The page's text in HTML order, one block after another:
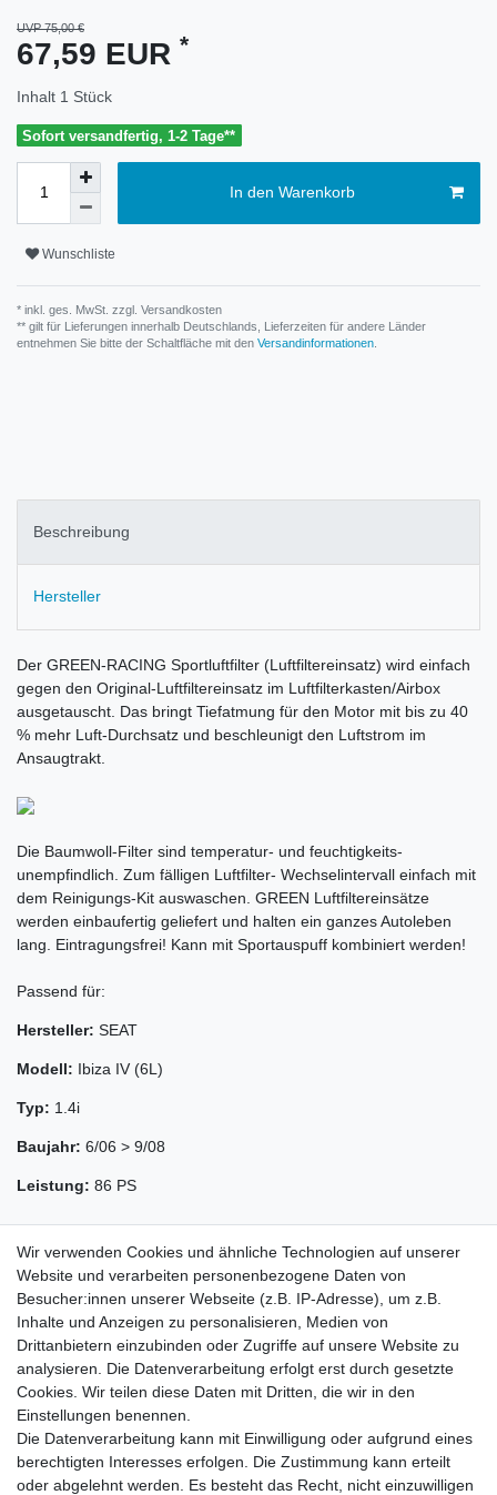
UVP 75,00 €
67,59 EUR *
Inhalt 1 Stück
Sofort versandfertig, 1-2 Tage**
In den Warenkorb
Wunschliste
* inkl. ges. MwSt. zzgl. Versandkosten
** gilt für Lieferungen innerhalb Deutschlands, Lieferzeiten für andere Länder
entnehmen Sie bitte der Schaltfläche mit den Versandinformationen
Beschreibung
Hersteller
Der GREEN-RACING Sportluftfilter (Luftfiltereinsatz) wird einfach
gegen den Original-Luftfiltereinsatz im Luftfilterkasten/Airbox
ausgetauscht. Das bringt Tiefatmung für den Motor mit bis zu 40
% mehr Luft-Durchsatz und beschleunigt den Luftstrom im
Ansaugtrakt.
Die Baumwoll-Filter sind temperatur- und feuchtigkeits-
unempfindlich. Zum fälligen Luftfilter- Wechselintervall einfach mit
dem Reinigungs-Kit auswaschen. GREEN Luftfiltereinsätze
werden einbaufertig geliefert und halten ein ganzes Autoleben
lang. Eintragungsfrei! Kann mit Sportauspuff kombiniert werden!
Passend für:
Hersteller: SEAT
Modell: Ibiza IV (6L)
Typ: 1.4i
Baujahr: 6/06 > 9/08
Leistung: 86 PS
Zahlung und Versand
Impressum Daten­schutz­erklärung AGB
Wir verwenden Cookies und ähnliche Technologien auf unserer
Website und verarbeiten personenbezogene Daten von
Besucher:innen unserer Webseite (z.B. IP-Adresse), um z.B.
Inhalte und Anzeigen zu personalisieren, Medien von
Drittanbietern einzubinden oder Zugriffe auf unsere Website zu
analysieren. Die Datenverarbeitung erfolgt erst durch gesetzte
Cookies. Wir teilen diese Daten mit Dritten, die wir in den
Einstellungen benennen.
Die Datenverarbeitung kann mit Einwilligung oder aufgrund eines
berechtigten Interesses erfolgen. Die Zustimmung kann erteilt
oder abgelehnt werden. Es besteht das Recht, nicht einzuwilligen